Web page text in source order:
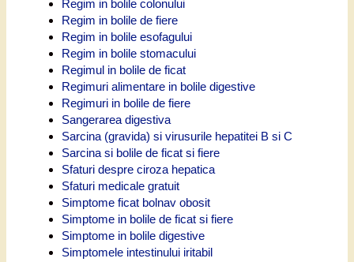
Regim in bolile colonului
Regim in bolile de fiere
Regim in bolile esofagului
Regim in bolile stomacului
Regimul in bolile de ficat
Regimuri alimentare in bolile digestive
Regimuri in bolile de fiere
Sangerarea digestiva
Sarcina (gravida) si virusurile hepatitei B si C
Sarcina si bolile de ficat si fiere
Sfaturi despre ciroza hepatica
Sfaturi medicale gratuit
Simptome ficat bolnav obosit
Simptome in bolile de ficat si fiere
Simptome in bolile digestive
Simptomele intestinului iritabil